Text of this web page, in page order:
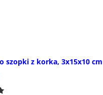
szopki z korka, 3x15x10 cm